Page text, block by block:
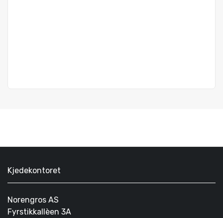
Kjedekontoret
Norengros AS
Fyrstikkallèen 3A